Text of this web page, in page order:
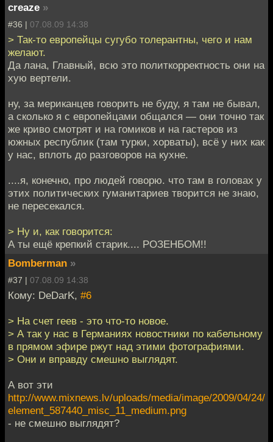
creaze »
#36 | 07.08.09 14:38
> Так-то европейцы сугубо толерантны, чего и нам
желают.
Да лана, Главный, всю это политкорректность они на
хую вертели.
ну, за мериканцев говорить не буду, я там не бывал,
а сколько я с европейцами общался — они точно так
же криво смотрят и на гомиков и на гастеров из
южных республик (там турки, хорваты), всё у них как
у нас, вплоть до разговоров на кухне.
....я, конечно, про людей говорю. что там в головах у
этих политических гуманитариев творится не знаю,
не пересекался.
> Ну и, как говорится:
А ты ещё крепкий старик.... РОЗЕНБОМ!!
Bomberman »
#37 | 07.08.09 14:38
Кому: DeDarK, #6
> На счет геев - это что-то новое.
> А так у нас в Германиях новостники по кабельному
в прямом эфире ржут над этими фотографиями.
> Они и вправду смешно выглядят.
А вот эти
http://www.mixnews.lv/uploads/media/image/2009/04/24/
element_587440_misc_11_medium.png
- не смешно выглядят?